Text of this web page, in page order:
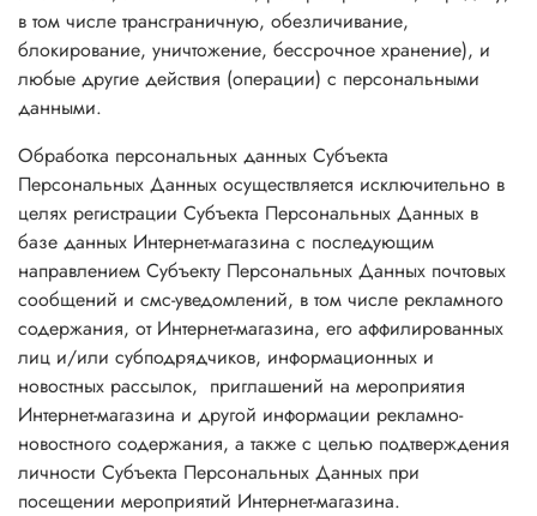
в том числе трансграничную, обезличивание,
блокирование, уничтожение, бессрочное хранение), и
любые другие действия (операции) с персональными
данными.
Обработка персональных данных Субъекта
Персональных Данных осуществляется исключительно в
целях регистрации Субъекта Персональных Данных в
базе данных Интернет-магазина с последующим
направлением Субъекту Персональных Данных почтовых
сообщений и смс-уведомлений, в том числе рекламного
содержания, от Интернет-магазина, его аффилированных
лиц и/или субподрядчиков, информационных и
новостных рассылок, приглашений на мероприятия
Интернет-магазина и другой информации рекламно-
новостного содержания, а также с целью подтверждения
личности Субъекта Персональных Данных при
посещении мероприятий Интернет-магазина.